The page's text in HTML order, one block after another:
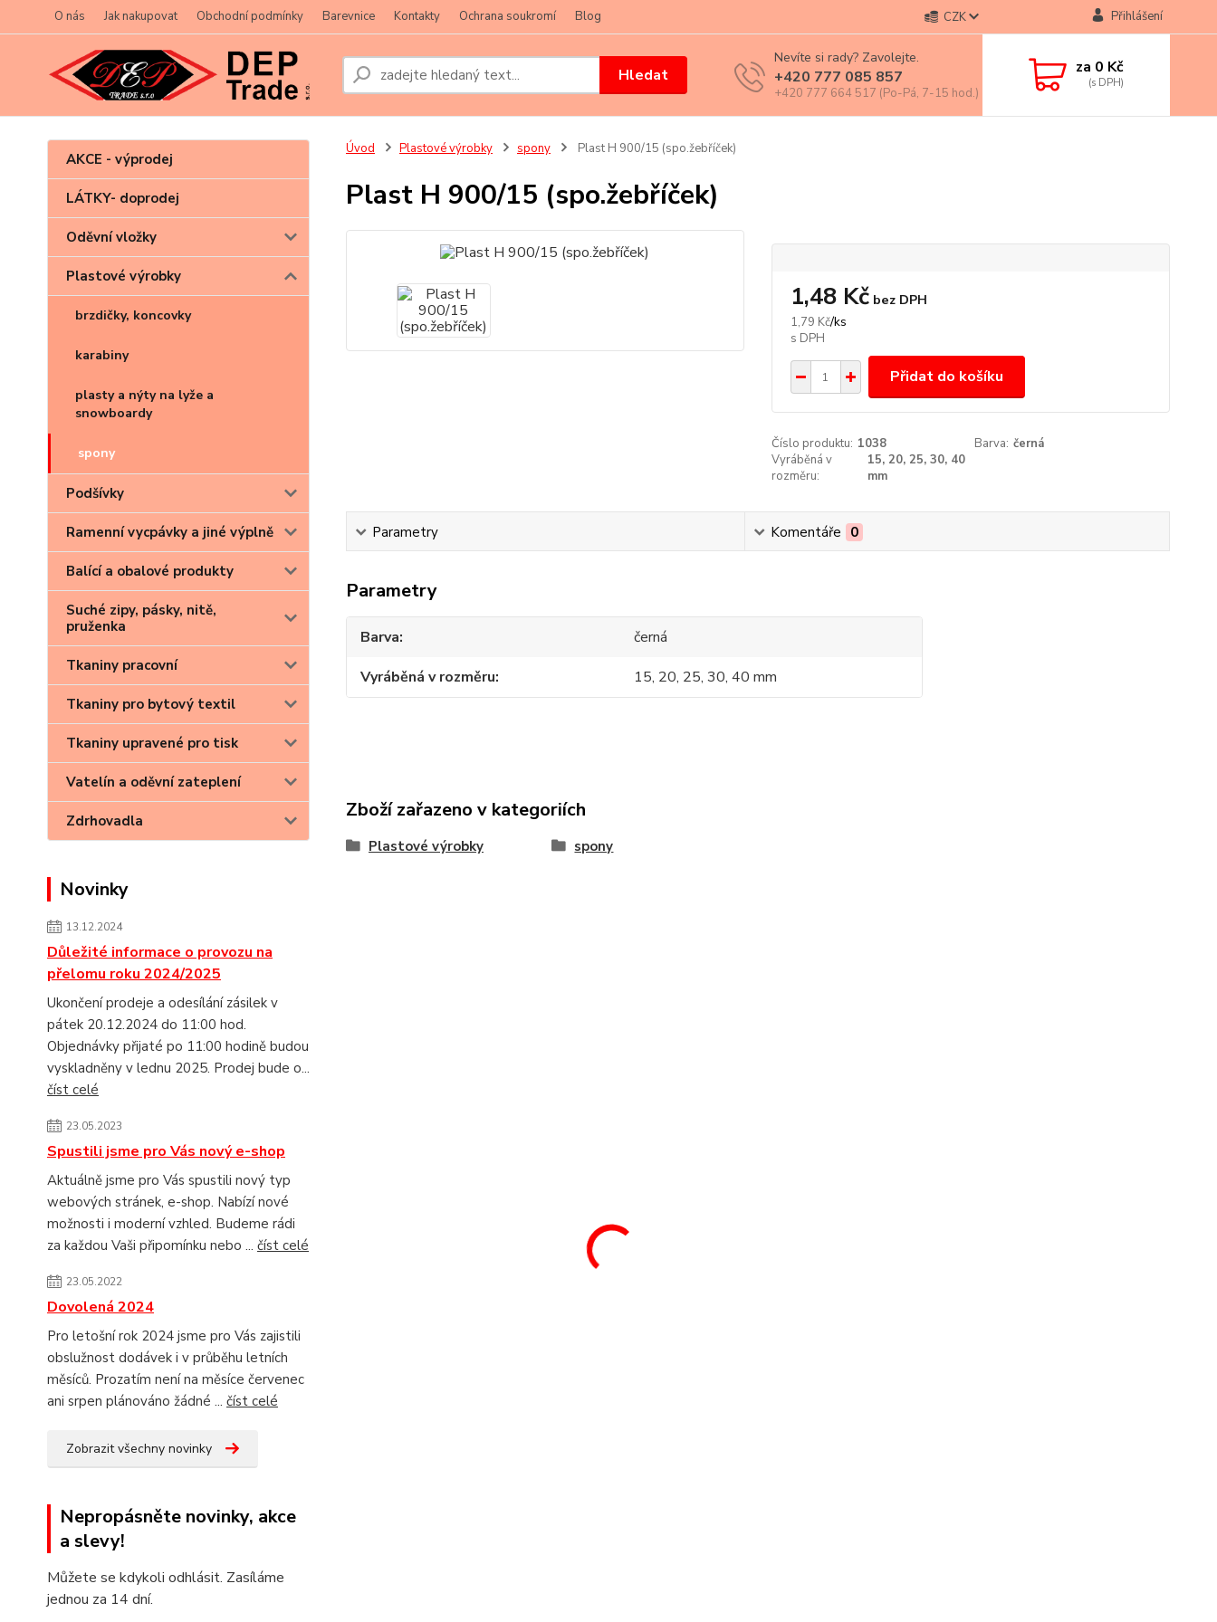
O nás Jak nakupovat Obchodní podmínky Barevnice Kontakty Ochrana soukromí Blog CZK Přihlášení
Hledat
Nevíte si rady? Zavolejte.
+420 777 085 857
+420 777 664 517 (Po-Pá, 7-15 hod.)
za 0 Kč
AKCE - výprodej
LÁTKY- doprodej
Oděvní vložky
Plastové výrobky
brzdičky, koncovky
karabiny
plasty a nýty na lyže a
snowboardy
spony
Podšívky
Ramenní vycpávky a jiné výplně
Balící a obalové produkty
Suché zipy, pásky, nitě,
pruženka
Tkaniny pracovní
Tkaniny pro bytový textil
Tkaniny upravené pro tisk
Vatelín a oděvní zateplení
Zdrhovadla
Novinky
13.12.2024
Důležité informace o provozu na
přelomu roku 2024/2025
Ukončení prodeje a odesílání zásilek v
pátek 20.12.2024 do 11:00 hod.
Objednávky přijaté po 11:00 hodině budou
vyskladněny v lednu 2025. Prodej bude o...
číst celé
23.05.2023
Spustili jsme pro Vás nový e-shop
Aktuálně jsme pro Vás spustili nový typ
webových stránek, e-shop. Nabízí nové
možnosti i moderní vzhled. Budeme rádi
za každou Vaši připomínku nebo ... číst celé
23.05.2022
Dovolená 2024
Pro letošní rok 2024 jsme pro Vás zajistili
obslužnost dodávek i v průběhu letních
měsíců. Prozatím není na měsíce červenec
ani srpen plánováno žádné ... číst celé
Zobrazit všechny novinky
Nepropásněte novinky, akce
a slevy!
Můžete se kdykoli odhlásit. Zasíláme
jednou za 14 dní.
Úvod Plastové výrobky spony Plast H 900/15 (spo.žebříček)
Plast H 900/15 (spo.žebříček)
1,79 Kč/ks
1,48 Kč bez DPH
Přidat do košíku
Číslo produktu: 1038 Barva: černá
Vyráběná v
rozměru:
15, 20, 25, 30, 40
mm
Parametry Komentáře 0
Parametry
Barva
černá
Vyráběná v rozměru
15, 20, 25, 30, 40 mm
Zboží zařazeno v kategoriích
Plastové výrobky spony